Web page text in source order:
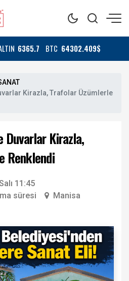
6365.7 BTC 64302.409$
Kirazla, Trafolar Üzümlerle
Duvarlar Kirazla,
Renklendi
11:45
süresi Manisa